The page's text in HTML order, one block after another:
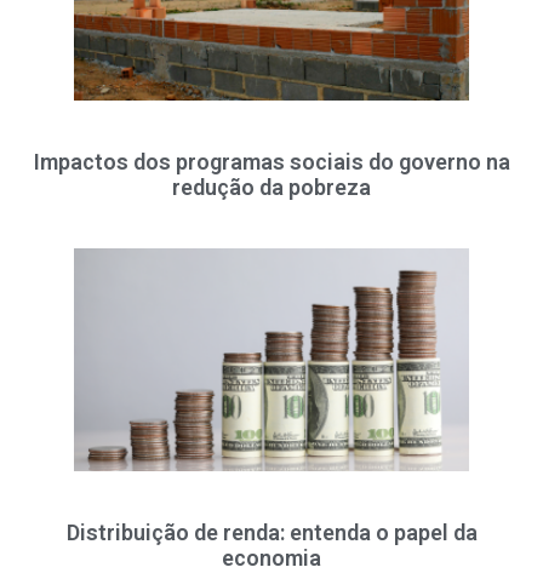
Impactos dos programas sociais do governo na
redução da pobreza
Distribuição de renda: entenda o papel da
economia